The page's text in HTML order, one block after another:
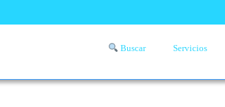
Buscar Servicios